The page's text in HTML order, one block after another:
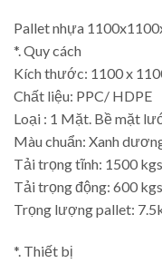
Pallet nhựa
*. Quy cách
Kích thước: 1100 x
Chất liệu: PPC/ HDPE
Loại : 1 Mặt. Bề mặt
Màu chuẩn: Xanh
Tải trọng tĩnh: 1500 kgs
Tải trọng động: 600 kgs
Trọng lượng pallet:
*. Thiết bị